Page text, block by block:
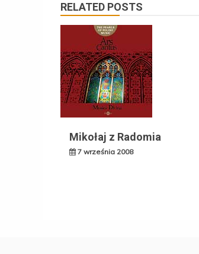
RELATED POSTS
Mikołaj z Radomia
7 września 2008